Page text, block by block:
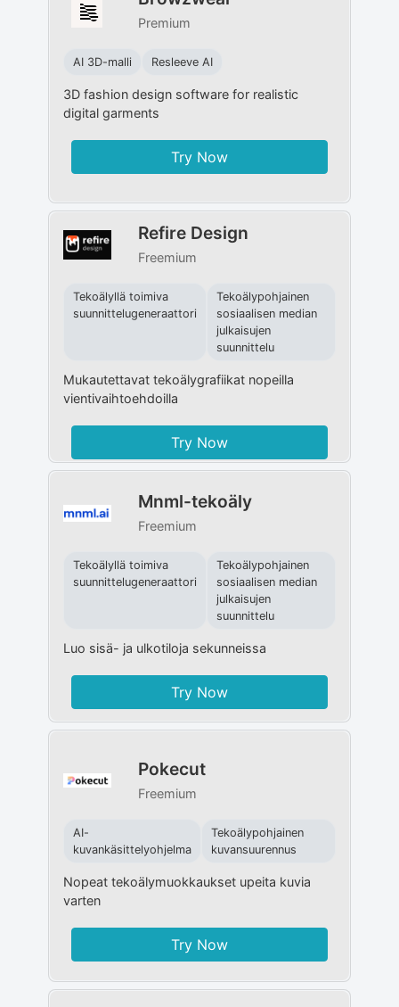
Premium
AI 3D-malli Resleeve AI
3D fashion design software for realistic
digital garments
Try Now
Refire Design
Freemium
Tekoälyllä toimiva
suunnittelugeneraattori
Tekoälypohjainen
sosiaalisen median
julkaisujen
suunnittelu
Mukautettavat tekoälygrafiikat nopeilla
vientivaihtoehdoilla
Try Now
Mnml-tekoäly
Freemium
Tekoälyllä toimiva
suunnittelugeneraattori
Tekoälypohjainen
sosiaalisen median
julkaisujen
suunnittelu
Luo sisä- ja ulkotiloja sekunneissa
Try Now
Pokecut
Freemium
AI-
kuvankäsittelyohjelma
Tekoälypohjainen
kuvansuurennus
Nopeat tekoälymuokkaukset upeita kuvia
varten
Try Now